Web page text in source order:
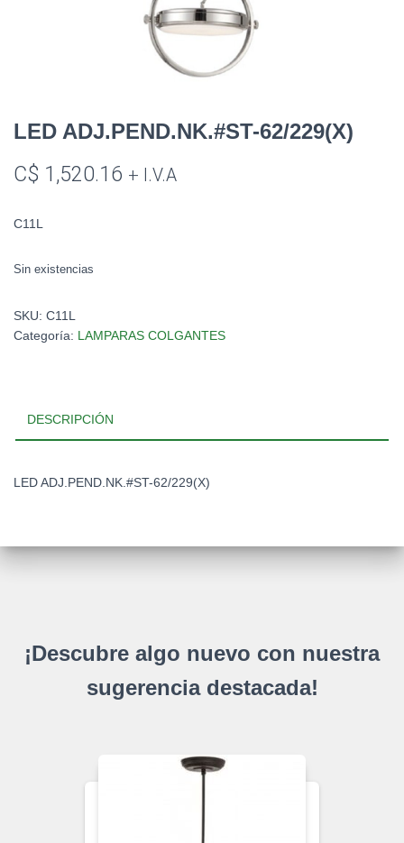
LED ADJ.PEND.NK.#ST-62/229(X)
C$ 1,520.16 + I.V.A
C11L
Sin existencias
SKU: C11L
Categoría: LAMPARAS COLGANTES
DESCRIPCIÓN
LED ADJ.PEND.NK.#ST-62/229(X)
¡Descubre algo nuevo con nuestra
sugerencia destacada!